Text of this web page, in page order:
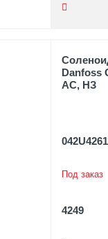
Danfoss
AC, НЗ
Под заказ
4249